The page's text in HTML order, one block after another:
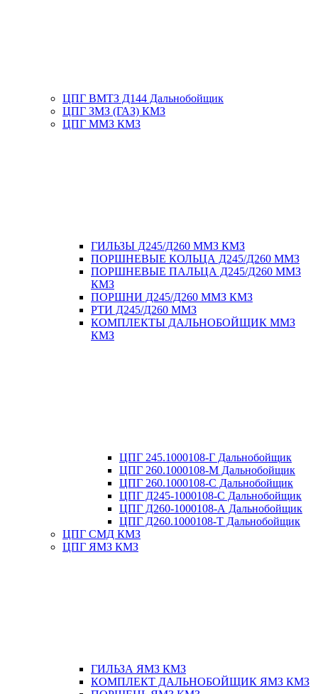
ЦПГ ВМТЗ Д144 Дальнобойщик
ЦПГ ЗМЗ (ГАЗ) КМЗ
ЦПГ ММЗ КМЗ
ГИЛЬЗЫ Д245/Д260 ММЗ КМЗ
ПОРШНЕВЫЕ КОЛЬЦА Д245/Д260 ММЗ
ПОРШНЕВЫЕ ПАЛЬЦА Д245/Д260 ММЗ
КМЗ
ПОРШНИ Д245/Д260 ММЗ КМЗ
РТИ Д245/Д260 ММЗ
КОМПЛЕКТЫ ДАЛЬНОБОЙЩИК ММЗ
КМЗ
ЦПГ 245.1000108-Г Дальнобойщик
ЦПГ 260.1000108-М Дальнобойщик
ЦПГ 260.1000108-С Дальнобойщик
ЦПГ Д245-1000108-С Дальнобойщик
ЦПГ Д260-1000108-А Дальнобойщик
ЦПГ Д260.1000108-Т Дальнобойщик
ЦПГ СМД КМЗ
ЦПГ ЯМЗ КМЗ
ГИЛЬЗА ЯМЗ КМЗ
КОМПЛЕКТ ДАЛЬНОБОЙЩИК ЯМЗ КМЗ